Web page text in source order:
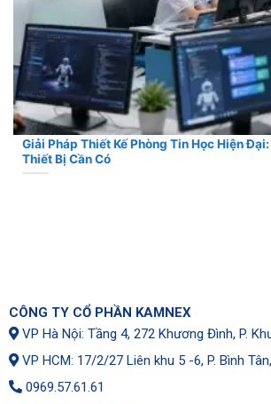
Giải Pháp Thiết Kế Phòng Tin Học Hiện
Thiết Bị Cần Có
CÔNG TY CỔ PHẦN KAMNEX
VP Hà Nội: Tầng 4, 272 Khương Đình, P.
VP HCM: 17/2/27 Liên khu 5 -6, P. Bình
0969.57.61.61